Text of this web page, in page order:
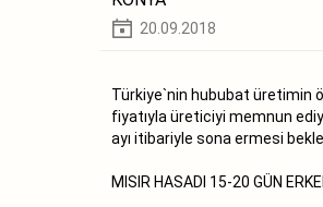
20.09.2018
Türkiye`nin hububat üretimin
fiyatıyla üreticiyi memnun
ayı itibariyle sona ermesi
MISIR HASADI 15-20 GÜN